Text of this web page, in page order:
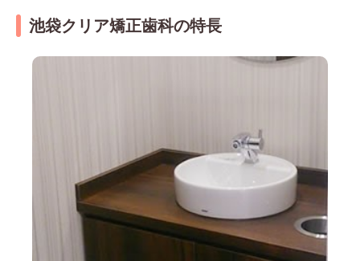
池袋クリア矯正歯科の特長